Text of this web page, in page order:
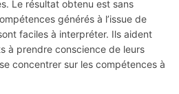
Le résultat obtenu est sans
générés à l’issue de
faciles à interpréter. Ils aident
à prendre conscience de leurs
concentrer sur les compétences à